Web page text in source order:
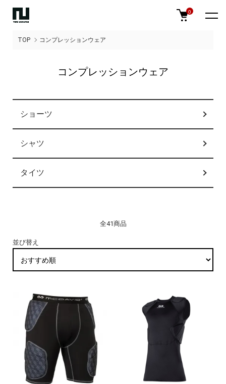
0
TOP コンプレッションウェア
コンプレッションウェア
カテゴリー一覧
ショーツ
シャツ
タイツ
全41商品
並び替え